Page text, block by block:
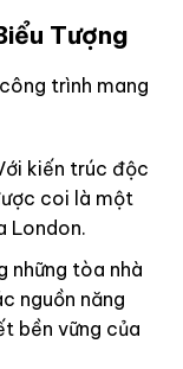
Tượng
trình mang
kiến trúc độc
coi là một
London.
những tòa nhà
nguồn năng
bền vững của